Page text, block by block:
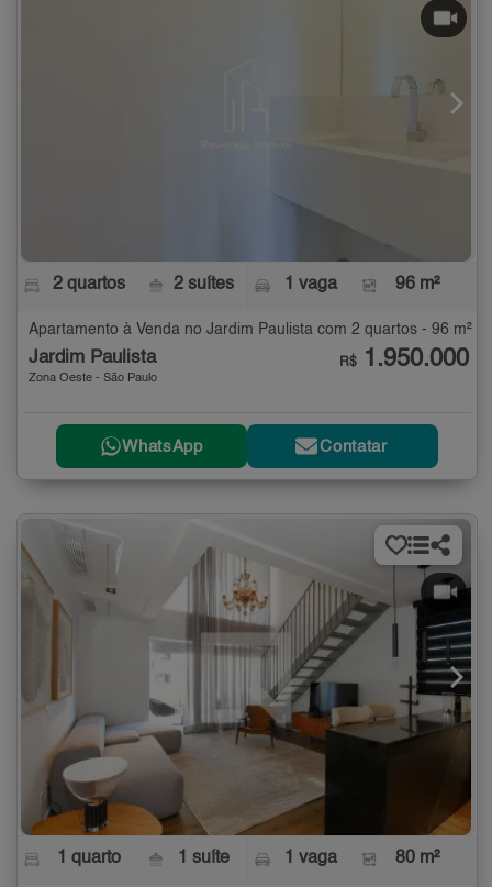
2 quartos 2 suítes 1 vaga 96 m²
Apartamento à Venda no Jardim Paulista com 2 quartos - 96 m²
Jardim Paulista
Zona Oeste - São Paulo
R$ 1.950.000
WhatsApp Contatar
1 quarto 1 suíte 1 vaga 80 m²